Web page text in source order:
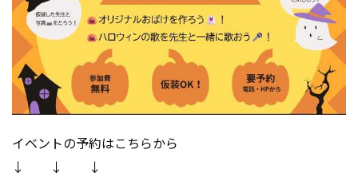
イベントの予約はこちらから
↓ ↓ ↓